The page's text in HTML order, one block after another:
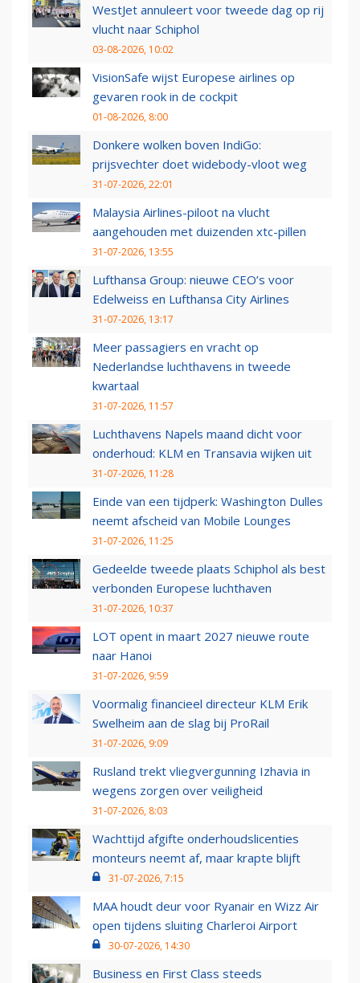
WestJet annuleert voor tweede dag op rij
vlucht naar Schiphol
03-08-2026, 10:02
VisionSafe wijst Europese airlines op
gevaren rook in de cockpit
01-08-2026, 8:00
Donkere wolken boven IndiGo:
prijsvechter doet widebody-vloot weg
31-07-2026, 22:01
Malaysia Airlines-piloot na vlucht
aangehouden met duizenden xtc-pillen
31-07-2026, 13:55
Lufthansa Group: nieuwe CEO’s voor
Edelweiss en Lufthansa City Airlines
31-07-2026, 13:17
Meer passagiers en vracht op
Nederlandse luchthavens in tweede
kwartaal
31-07-2026, 11:57
Luchthavens Napels maand dicht voor
onderhoud: KLM en Transavia wijken uit
31-07-2026, 11:28
Einde van een tijdperk: Washington Dulles
neemt afscheid van Mobile Lounges
31-07-2026, 11:25
Gedeelde tweede plaats Schiphol als best
verbonden Europese luchthaven
31-07-2026, 10:37
LOT opent in maart 2027 nieuwe route
naar Hanoi
31-07-2026, 9:59
Voormalig financieel directeur KLM Erik
Swelheim aan de slag bij ProRail
31-07-2026, 9:09
Rusland trekt vliegvergunning Izhavia in
wegens zorgen over veiligheid
31-07-2026, 8:03
Wachttijd afgifte onderhoudslicenties
monteurs neemt af, maar krapte blijft
31-07-2026, 7:15
MAA houdt deur voor Ryanair en Wizz Air
open tijdens sluiting Charleroi Airport
30-07-2026, 14:30
Business en First Class steeds